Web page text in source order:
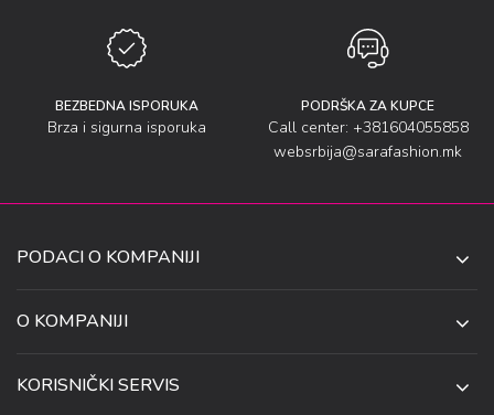
BEZBEDNA ISPORUKA
Brza i sigurna isporuka
PODRŠKA ZA KUPCE
Call center: +381604055858
websrbija@sarafashion.mk
PODACI O KOMPANIJI
UL. ANETE ANDREJEVIĆ 13
NIŠ 18106, SRBIJA
O KOMPANIJI
KORISNIČKI SERVIS